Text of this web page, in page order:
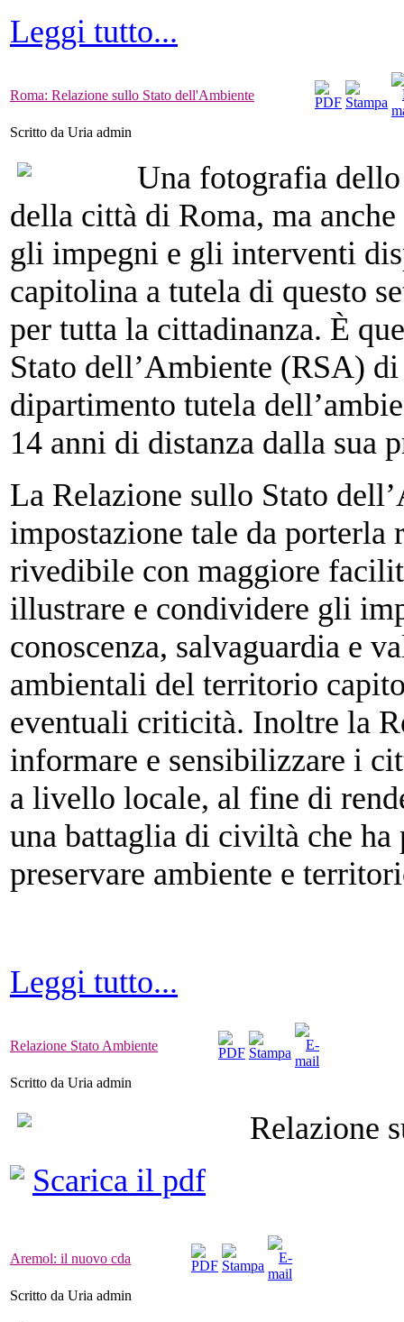
Leggi tutto...
Roma: Relazione sullo Stato dell'Ambiente
Scritto da Uria admin
Una fotografia
della città di Roma, ma
gli impegni e gli interventi
capitolina a tutela di questo
per tutta la cittadinanza. È
Stato dell’Ambiente (RSA)
dipartimento tutela
14 anni di distanza dalla sua
La Relazione sullo Stato
impostazione tale da porterla
rivedibile con maggiore
illustrare e condividere gli
conoscenza, salvaguardia e
ambientali del territorio
eventuali criticità. Inoltre la
informare e sensibilizzare i
a livello locale, al fine di
una battaglia di civiltà che
preservare ambiente e
Leggi tutto...
Relazione Stato Ambiente
Scritto da Uria admin
Relazione
Scarica il pdf
Aremol: il nuovo cda
Scritto da Uria admin